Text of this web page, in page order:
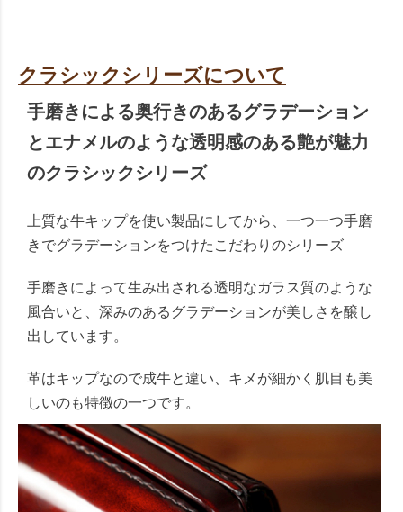
クラシックシリーズについて
手磨きによる奥行きのあるグラデーション
とエナメルのような透明感のある艶が魅力
のクラシックシリーズ
上質な牛キップを使い製品にしてから、一つ一つ手磨
きでグラデーションをつけたこだわりのシリーズ
手磨きによって生み出される透明なガラス質のような
風合いと、深みのあるグラデーションが美しさを醸し
出しています。
革はキップなので成牛と違い、キメが細かく肌目も美
しいのも特徴の一つです。